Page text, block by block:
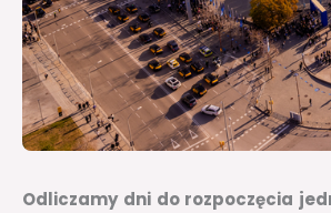
Odliczamy dni do rozpoczęcia